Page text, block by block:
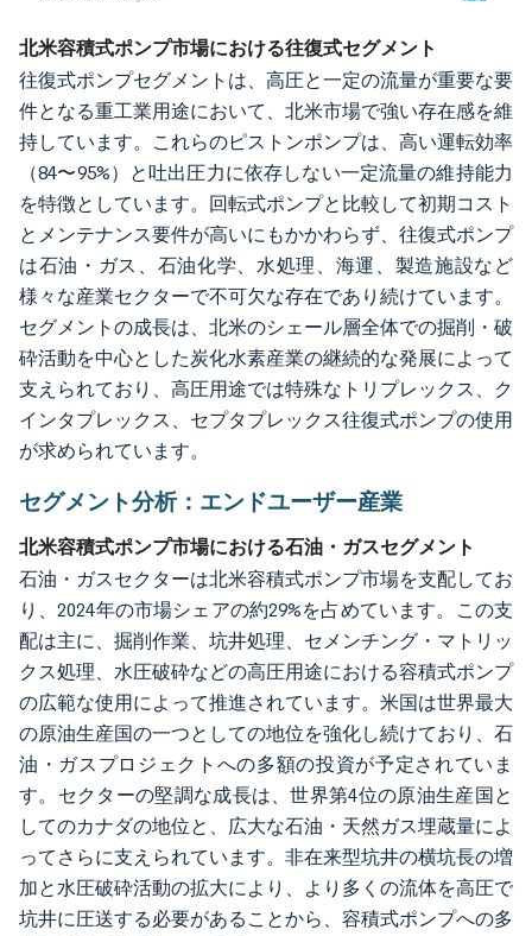
画像 © Mordor Intelligence。再利用にはCC BY 4.0の表示が必要です。
北米容積式ポンプ市場における往復式セグメント
往復式ポンプセグメントは、高圧と一定の流量が重要な要
件となる重工業用途において、北米市場で強い存在感を維
持しています。これらのピストンポンプは、高い運転効率
（84〜95%）と吐出圧力に依存しない一定流量の維持能力
を特徴としています。回転式ポンプと比較して初期コスト
とメンテナンス要件が高いにもかかわらず、往復式ポンプ
は石油・ガス、石油化学、水処理、海運、製造施設など
様々な産業セクターで不可欠な存在であり続けています。
セグメントの成長は、北米のシェール層全体での掘削・破
砕活動を中心とした炭化水素産業の継続的な発展によって
支えられており、高圧用途では特殊なトリプレックス、ク
インタプレックス、セプタプレックス往復式ポンプの使用
が求められています。
セグメント分析：エンドユーザー産業
北米容積式ポンプ市場における石油・ガスセグメント
石油・ガスセクターは北米容積式ポンプ市場を支配してお
り、2024年の市場シェアの約29%を占めています。この支
配は主に、掘削作業、坑井処理、セメンチング・マトリッ
クス処理、水圧破砕などの高圧用途における容積式ポンプ
の広範な使用によって推進されています。米国は世界最大
の原油生産国の一つとしての地位を強化し続けており、石
油・ガスプロジェクトへの多額の投資が予定されていま
す。セクターの堅調な成長は、世界第4位の原油生産国と
してのカナダの地位と、広大な石油・天然ガス埋蔵量によ
ってさらに支えられています。非在来型坑井の横坑長の増
加と水圧破砕活動の拡大により、より多くの流体を高圧で
坑井に圧送する必要があることから、容積式ポンプへの多